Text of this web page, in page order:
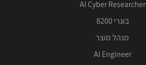
AI Cyber Researcher
בוגרי 8200
מנהל מוצר
AI Engineer